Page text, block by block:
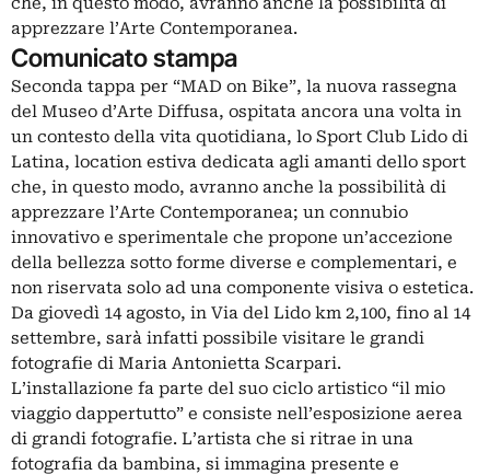
apprezzare l’Arte Contemporanea.
Comunicato stampa
Seconda tappa per “MAD on Bike”, la nuova rassegna
del Museo d’Arte Diffusa, ospitata ancora una volta in
un contesto della vita quotidiana, lo Sport Club Lido di
Latina, location estiva dedicata agli amanti dello sport
che, in questo modo, avranno anche la possibilità di
apprezzare l’Arte Contemporanea; un connubio
innovativo e sperimentale che propone un’accezione
della bellezza sotto forme diverse e complementari, e
non riservata solo ad una componente visiva o estetica.
Da giovedì 14 agosto, in Via del Lido km 2,100, fino al 14
settembre, sarà infatti possibile visitare le grandi
fotografie di Maria Antonietta Scarpari.
L’installazione fa parte del suo ciclo artistico “il mio
viaggio dappertutto” e consiste nell’esposizione aerea
di grandi fotografie. L’artista che si ritrae in una
fotografia da bambina, si immagina presente e